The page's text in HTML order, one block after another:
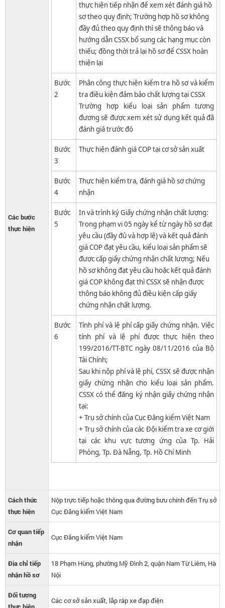
Các bước
thực hiện
thực hiện tiếp nhận để xem xét đánh giá hồ
sơ theo quy định; Trường hợp hồ sơ không
đầy đủ theo quy định thì sẽ thông báo và
hướng dẫn CSSX bổ sung các hạng mục còn
thiếu; đồng thời trả lại hồ sơ để CSSX hoàn
thiện lại
Bước
2
Phân công thực hiện kiểm tra hồ sơ và kiểm
tra điều kiện đảm bảo chất lượng tại CSSX
Trường hợp kiểu loại sản phẩm tương
đương sẽ được xem xét sử dụng kết quả đã
đánh giá trước đó
Bước
3
Thực hiện đánh giá COP tại cơ sở sản xuất
Bước
4
Thực hiện kiểm tra, đánh giá hồ sơ chứng
nhận
Bước
5
In và trình ký Giấy chứng nhận chất lượng:
Trong phạm vi 05 ngày kể từ ngày hồ sơ đạt
yêu cầu (đầy đủ và hợp lệ) và kết quả đánh
giá COP đạt yêu cầu, kiểu loại sản phẩm sẽ
được cấp giấy chứng nhận chất lượng; Nếu
hồ sơ không đạt yêu cầu hoặc kết quả đánh
giá COP không đạt thì CSSX sẽ nhận được
thông báo không đủ điều kiện cấp giấy
chứng nhận chất lượng.
Bước
6
Tính phí và lệ phí cấp giấy chứng nhận. Việc
tính phí và lệ phí được thực hiện theo
199/2016/TT-BTC ngày 08/11/2016 của Bộ
Tài Chính;
Sau khi nộp phí và lệ phí, CSSX sẽ được nhận
giấy chứng nhận cho kiểu loại sản phẩm.
CSSX có thể đăng ký nhận giấy chứng nhận
tại:
+ Trụ sở chính của Cục Đăng kiểm Việt Nam
+ Trụ sở chính của các Đội kiểm tra xe cơ giới
tại các khu vực tương ứng của Tp. Hải
Phòng, Tp. Đà Nẵng, Tp. Hồ Chí Minh​
Cách thức
thực hiện
Nộp trực tiếp hoặc thông qua đường bưu chính đến Trụ sở
Cục Đăng kiểm Việt Nam
Cơ quan tiếp
nhận
Cục Đăng kiểm Việt Nam
Địa chỉ tiếp
nhận hồ sơ
18 Phạm Hùng, phường Mỹ Đình 2, quận Nam Từ Liêm, Hà
Nội
Đối tượng
Các cơ sở sản xuất, lắp ráp xe đạp điện